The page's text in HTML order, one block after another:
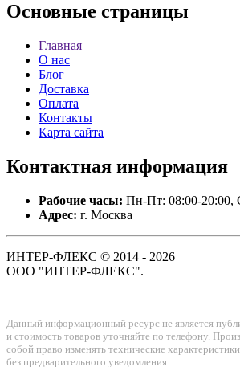
Основные страницы
Главная
О нас
Блог
Доставка
Оплата
Контакты
Карта сайта
Контактная информация
Рабочие часы: Пн-Пт: 08:00-20:00,
Адрес: г. Москва
ИНТЕР-ФЛЕКС © 2014 - 2026
ООО "ИНТЕР-ФЛЕКС".
Данный информационный ресурс не является
и стоимость товаров уточняйте по телефону.
собой право изменять технические
без предварительного уведомления.